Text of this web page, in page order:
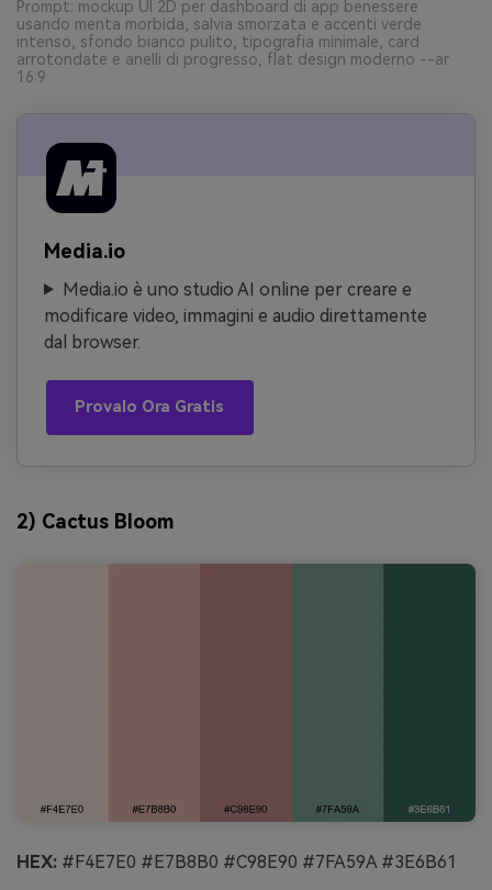
Prompt: mockup UI 2D per dashboard di app benessere
usando menta morbida, salvia smorzata e accenti verde
intenso, sfondo bianco pulito, tipografia minimale, card
arrotondate e anelli di progresso, flat design moderno --ar
16:9
Media.io
Media.io è uno studio AI online per creare e
modificare video, immagini e audio direttamente
dal browser.
Provalo Ora Gratis
2) Cactus Bloom
HEX: #F4E7E0 #E7B8B0 #C98E90 #7FA59A #3E6B61